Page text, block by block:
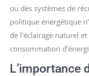
ou des systèmes de
politique énergétique
de l’éclairage naturel
consommation
L’importance